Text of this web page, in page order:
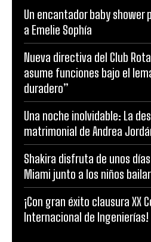
Un encantador baby shower
a Emelie Sophía
Nueva directiva del Club
asume funciones bajo el
duradero”
Una noche inolvidable: La
matrimonial de Andrea
Shakira disfruta de unos
Miami junto a los niños
¡Con gran éxito clausura XX
Internacional de Ingenierías!